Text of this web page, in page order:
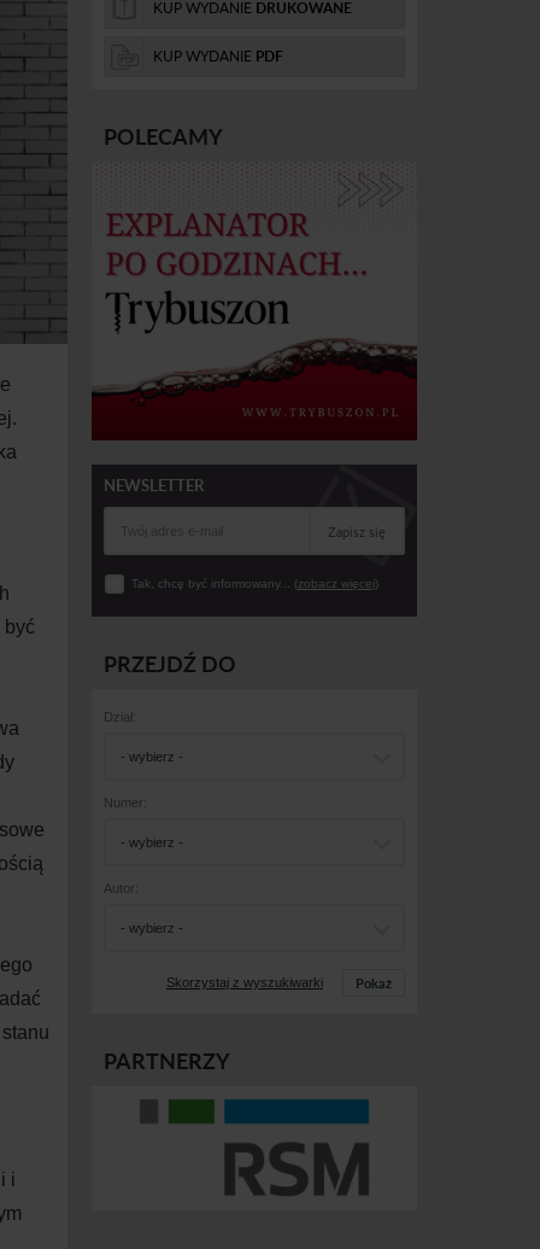
być
i
KUP WYDANIE DRUKOWANE
KUP WYDANIE PDF
POLECAMY
NEWSLETTER
Zapisz się
Tak, chcę być informowany... (zobacz więcej)
PRZEJDŹ DO
Dział:
- wybierz -
Numer:
- wybierz -
Autor:
- wybierz -
Skorzystaj z wyszukiwarki Pokaż
PARTNERZY